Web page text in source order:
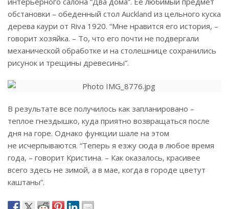
обстановки – обеденный стол Auckland из цельного куска
дерева каури от Riva 1920. “Мне нравится его история, –
говорит хозяйка. – То, что его почти не подвергали
механической обработке и на столешнице сохранились
рисунок и трещины древесины”.
В результате все получилось как запланировано –
теплое гнездышко, куда приятно возвращаться после
дня на горе. Однако функции шале на этом
не исчерпываются. “Теперь я езжу сюда в любое время
года, – говорит Кристина. – Как оказалось, красивее
всего здесь не зимой, а в мае, когда в городе цветут
каштаны”.